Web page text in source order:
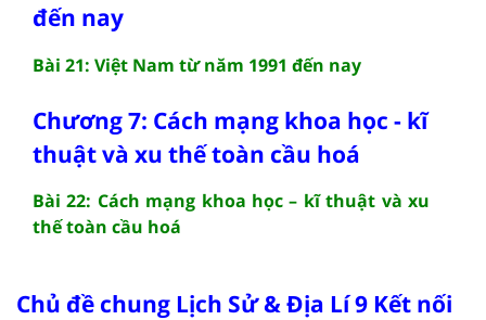
đến nay
Bài 21: Việt Nam từ năm 1991 đến nay
Chương 7: Cách mạng khoa học - kĩ
thuật và xu thế toàn cầu hoá
Bài 22: Cách mạng khoa học – kĩ thuật và xu
thế toàn cầu hoá
Chủ đề chung Lịch Sử & Địa Lí 9 Kết nối